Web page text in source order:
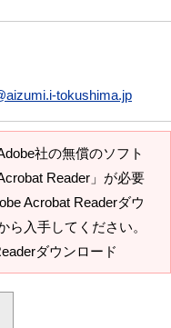
tokushima.jp
社の無償のソフト
Reader」が必要
Acrobat Readerダウ
ら入手してください。
ダウンロード